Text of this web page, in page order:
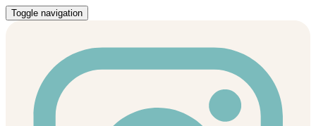
Toggle navigation